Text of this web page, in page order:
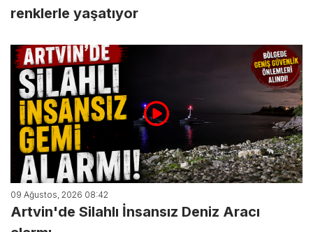
renklerle yaşatıyor
09 Ağustos, 2026 08:42
Artvin'de Silahlı İnsansız Deniz Aracı